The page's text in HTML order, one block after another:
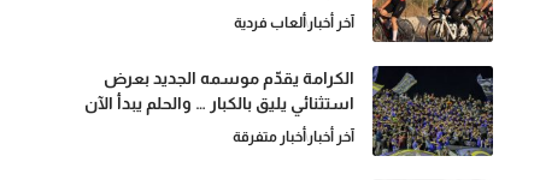
آخر أخبارألعاب فردية
الكرامة يقدّم موسمه الجديد بعرض
استثنائي يليق بالكبار … والحلم يبدأ الآن
آخر أخبارأخبار متفرقة